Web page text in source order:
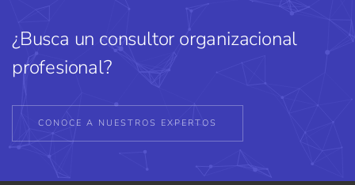
¿Busca un consultor organizacional
profesional?
CONOCE A NUESTROS EXPERTOS